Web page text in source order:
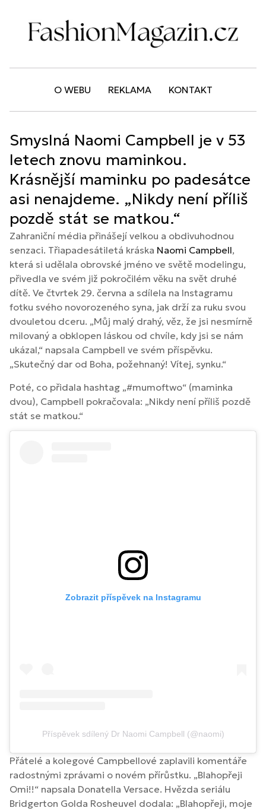
O WEBU REKLAMA KONTAKT
Smyslná Naomi Campbell je v 53
letech znovu maminkou.
Krásnější maminku po padesátce
asi nenajdeme. „Nikdy není příliš
pozdě stát se matkou.“
Zahraniční média přinášejí velkou a obdivuhodnou
senzaci. Třiapadesátiletá kráska Naomi Campbell,
která si udělala obrovské jméno ve světě modelingu,
přivedla ve svém již pokročilém věku na svět druhé
dítě. Ve čtvrtek 29. června a sdílela na Instagramu
fotku svého novorozeného syna, jak drží za ruku svou
dvouletou dceru. „Můj malý drahý, věz, že jsi nesmírně
milovaný a obklopen láskou od chvíle, kdy jsi se nám
ukázal,“ napsala Campbell ve svém příspěvku.
„Skutečný dar od Boha, požehnaný! Vítej, synku.“
Poté, co přidala hashtag „#mumoftwo“ (maminka
dvou), Campbell pokračovala: „Nikdy není příliš pozdě
stát se matkou.“
Zobrazit příspěvek na Instagramu
Příspěvek sdílený Dr Naomi Campbell (@naomi)
Přátelé a kolegové Campbellové zaplavili komentáře
radostnými zprávami o novém přírůstku. „Blahopřeji
Omi!!“ napsala Donatella Versace. Hvězda seriálu
Bridgerton Golda Rosheuvel dodala: „Blahopřeji, moje